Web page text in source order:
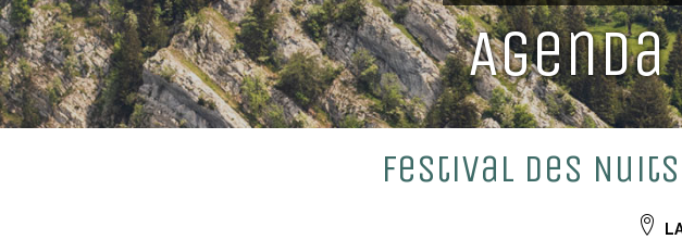
Festival des